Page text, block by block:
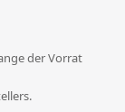
der Vorrat